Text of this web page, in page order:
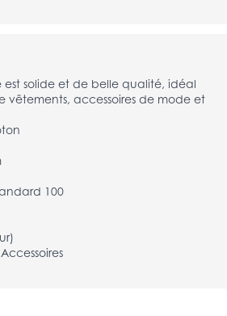
est solide et de belle qualité, idéal
vêtements, accessoires de mode et
100